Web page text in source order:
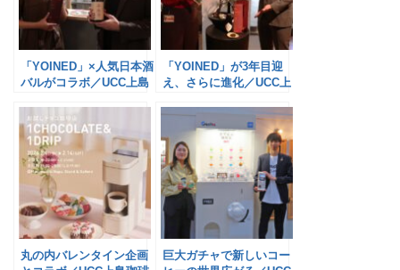
「YOINED」×人気日本酒
バルがコラボ／UCC上島
「YOINED」が3年目迎
え、さらに進化／UCC上
丸の内バレンタイン企画
巨大ガチャで新しいコー